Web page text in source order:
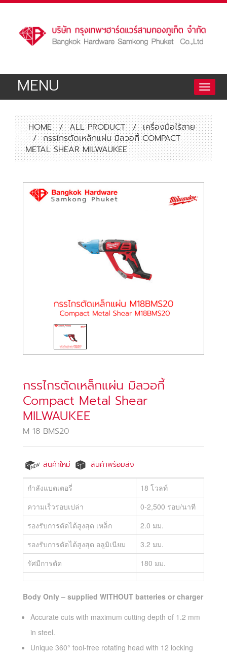
Toggle
MENU
HOME / ALL PRODUCT / เครื่องมือไร้สาย
/ กรรไกรตัดเหล็กแผ่น มิลวอกี้ COMPACT
METAL SHEAR MILWAUKEE
กรรไกรตัดเหล็กแผ่น มิลวอกี้
Compact Metal Shear
MILWAUKEE
M 18 BMS20
สินค้าใหม่ สินค้าพร้อมส่ง
กำลังแบตเตอรี่
18 โวลท์
ความเร็วรอบเปล่า
0-2,500 รอบ/นาที
รองรับการตัดได้สูงสุด เหล็ก
2.0 มม.
รองรับการตัดได้สูงสุด อลูมิเนียม
3.2 มม.
รัศมีการตัด
180 มม.
Body Only – supplied WITHOUT batteries or charger
Accurate cuts with maximum cutting depth of 1.2 mm
in steel.
Unique 360° tool-free rotating head with 12 locking